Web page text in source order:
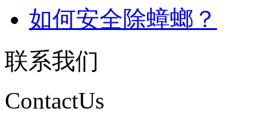
如何安全除蟑螂？
联系我们
ContactUs